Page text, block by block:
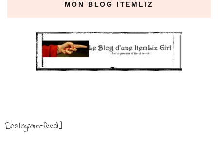
MON BLOG ITEMLIZ
[instagram-feed]